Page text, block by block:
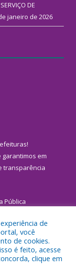
DE
janeiro de 2026
!
garantimos em
transparência
Pública
Municipal de
de
você
de cookies.
é feito, acesse
clique em